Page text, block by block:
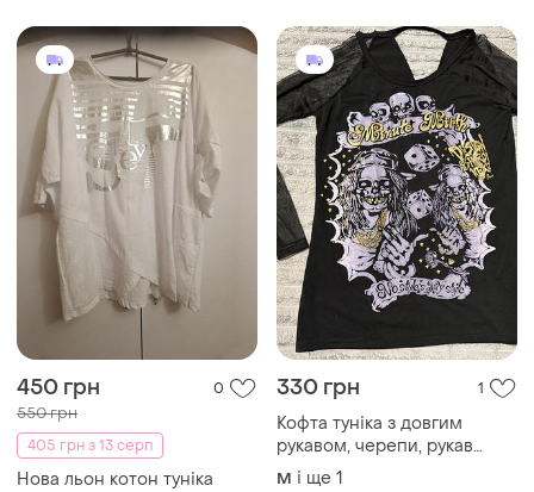
450 грн 0
550 грн
405 грн з 13 серп
Нова льон котон туніка
330 грн 1
Кофта туніка з довгим
рукавом, черепи, рукав
сітка
M і ще 1